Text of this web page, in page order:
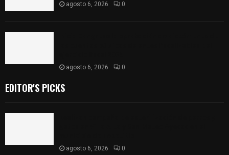
agosto 6, 2026 0
agosto 6, 2026 0
EDITOR'S PICKS
agosto 6, 2026 0